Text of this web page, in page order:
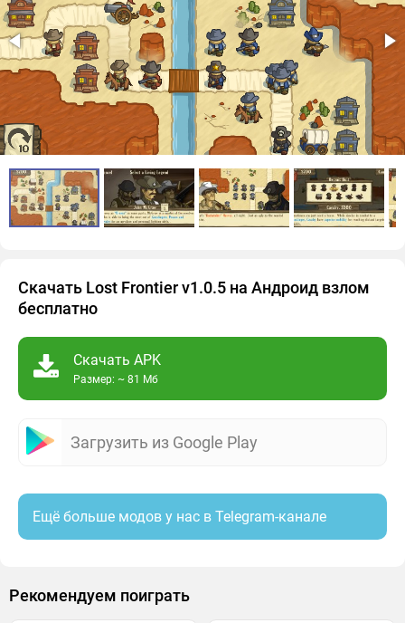
Скачать Lost Frontier v1.0.5 на Андроид взлом
бесплатно
Скачать APK
Размер: ~ 81 Мб
Загрузить из Google Play
Ещё больше модов у нас в Telegram-канале
Рекомендуем поиграть